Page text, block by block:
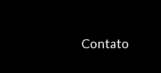
Contato